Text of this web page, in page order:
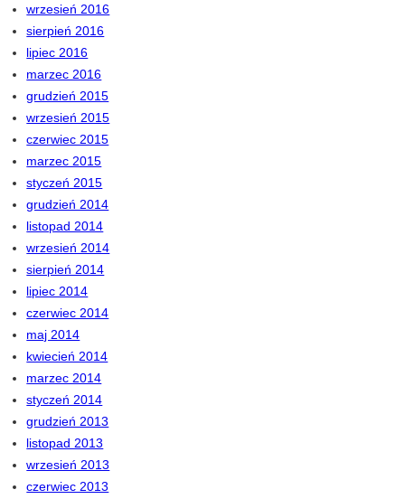
wrzesień 2016
sierpień 2016
lipiec 2016
marzec 2016
grudzień 2015
wrzesień 2015
czerwiec 2015
marzec 2015
styczeń 2015
grudzień 2014
listopad 2014
wrzesień 2014
sierpień 2014
lipiec 2014
czerwiec 2014
maj 2014
kwiecień 2014
marzec 2014
styczeń 2014
grudzień 2013
listopad 2013
wrzesień 2013
czerwiec 2013